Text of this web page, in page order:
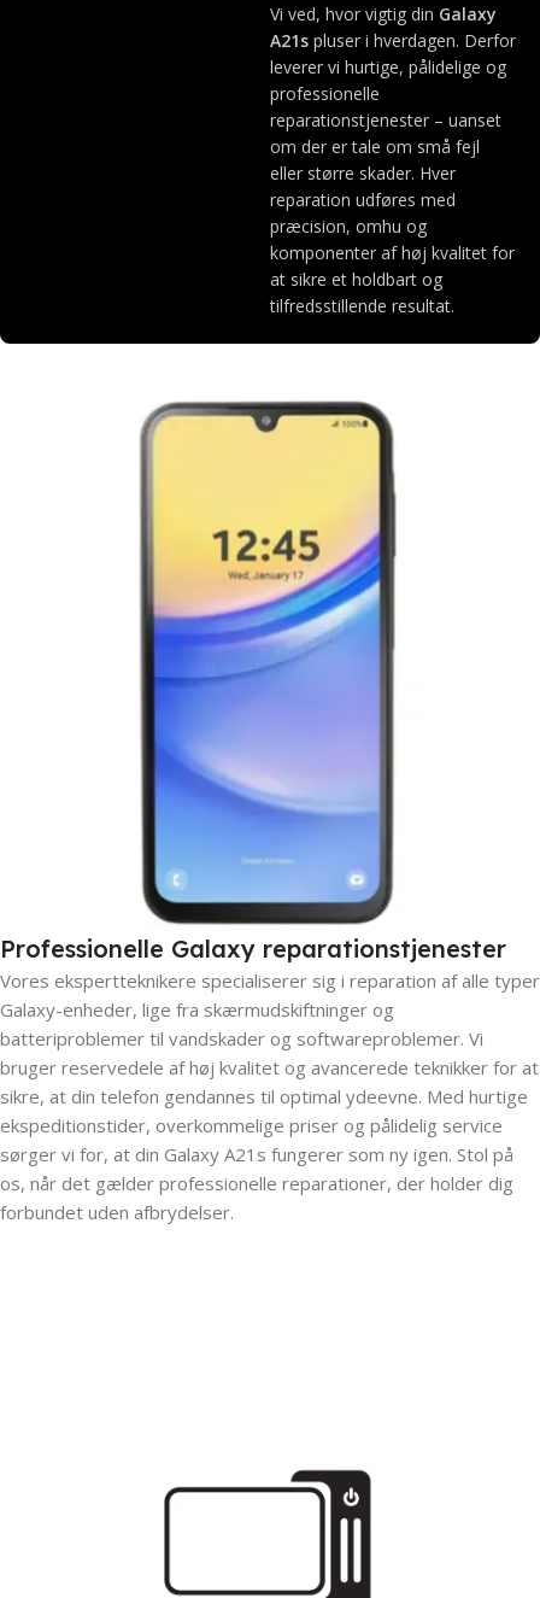
Vi ved, hvor vigtig din Galaxy
A21s pluser i hverdagen. Derfor
leverer vi hurtige, pålidelige og
professionelle
reparationstjenester – uanset
om der er tale om små fejl
eller større skader. Hver
reparation udføres med
præcision, omhu og
komponenter af høj kvalitet for
at sikre et holdbart og
tilfredsstillende resultat.
Professionelle Galaxy reparationstjenester
Vores ekspertteknikere specialiserer sig i reparation af alle typer
Galaxy-enheder, lige fra skærmudskiftninger og
batteriproblemer til vandskader og softwareproblemer. Vi
bruger reservedele af høj kvalitet og avancerede teknikker for at
sikre, at din telefon gendannes til optimal ydeevne. Med hurtige
ekspeditionstider, overkommelige priser og pålidelig service
sørger vi for, at din Galaxy A21s fungerer som ny igen. Stol på
os, når det gælder professionelle reparationer, der holder dig
forbundet uden afbrydelser.